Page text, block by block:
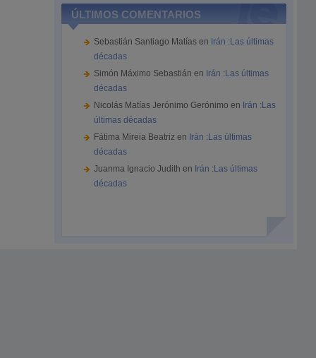
ÚLTIMOS COMENTARIOS
Sebastián Santiago Matías en Irán :Las últimas
décadas
Simón Máximo Sebastián en Irán :Las últimas
décadas
Nicolás Matías Jerónimo Gerónimo en Irán :Las
últimas décadas
Fátima Mireia Beatriz en Irán :Las últimas
décadas
Juanma Ignacio Judith en Irán :Las últimas
décadas